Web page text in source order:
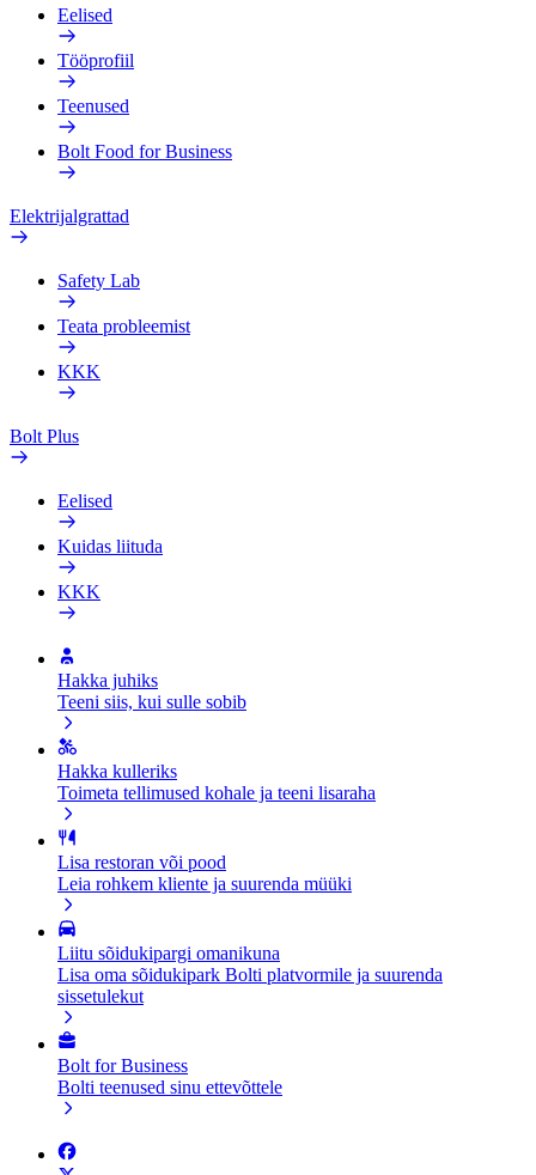
Eelised
Tööprofiil
Teenused
Bolt Food for Business
Elektrijalgrattad
Safety Lab
Teata probleemist
KKK
Bolt Plus
Eelised
Kuidas liituda
KKK
Hakka juhiks
Teeni siis, kui sulle sobib
Hakka kulleriks
Toimeta tellimused kohale ja teeni lisaraha
Lisa restoran või pood
Leia rohkem kliente ja suurenda müüki
Liitu sõidukipargi omanikuna
Lisa oma sõidukipark Bolti platvormile ja suurenda
sissetulekut
Bolt for Business
Bolti teenused sinu ettevõttele